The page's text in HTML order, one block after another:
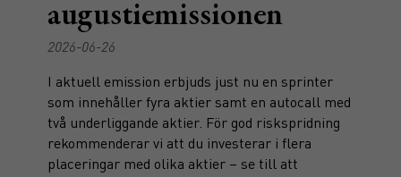
augustiemissionen
2026-06-26
I aktuell emission erbjuds just nu en sprinter
som innehåller fyra aktier samt en autocall med
två underliggande aktier. För god riskspridning
rekommenderar vi att du investerar i flera
placeringar med olika aktier – se till att